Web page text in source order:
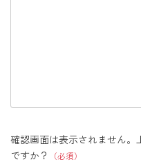
確認画面は表示されません
ですか？
（必須）